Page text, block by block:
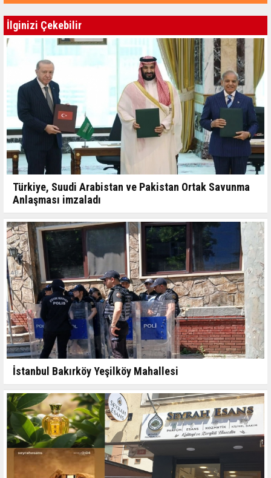
İlginizi Çekebilir
Türkiye, Suudi Arabistan ve Pakistan Ortak Savunma
Anlaşması imzaladı
İstanbul Bakırköy Yeşilköy Mahallesi